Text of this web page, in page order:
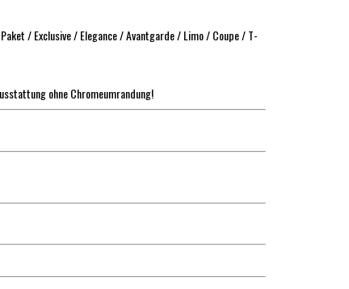
/ Exclusive / Elegance / Avantgarde / Limo / Coupe / T-
ohne Chromeumrandung!